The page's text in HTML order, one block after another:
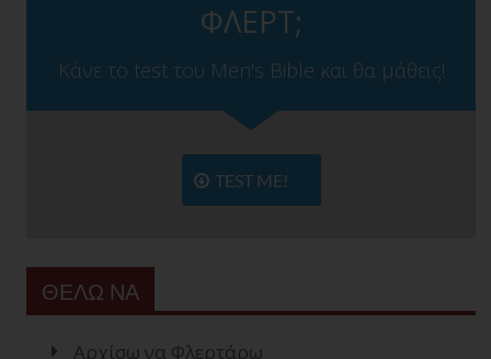
ΦΛΕΡΤ;
Κάνε το test του Men's Bible και θα μάθεις!
TEST ME!
ΘΕΛΩ ΝΑ
Αρχίσω να Φλερτάρω